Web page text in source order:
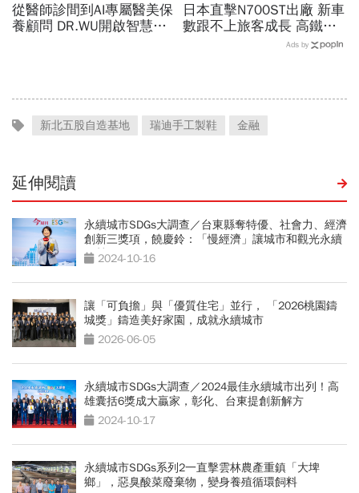
從醫師診間到AI專屬醫美保
養顧問 DR.WU開啟智慧養
日本直擊N700ST出廠 新車
數跟不上旅客成長 高鐵遇3
Ads by
新北五股自造基地 瑞迪手工製鞋 金融
延伸閱讀
永續城市SDGs大調查／台東縣奪特優、社會力、經濟
創新三獎項，饒慶鈴：「慢經濟」讓城市和觀光永續
經營2024-10-16
讓「可負擔」與「優質住宅」並行， 「2026桃園鑄
城獎」鑄造美好家園，成就永續城市
2026-06-05
永續城市SDGs大調查／2024最佳永續城市出列！高
雄囊括6獎成大贏家，彰化、台東提創新解方
2024-10-17
永續城市SDGs系列2一直擊雲林農產重鎮「大埤
鄉」，惡臭酸菜廢棄物，變身養殖循環飼料